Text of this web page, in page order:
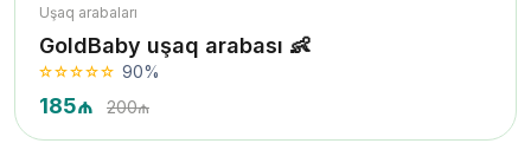
Uşaq arabaları
GoldBaby uşaq arabası 👶
90%
185₼ 200₼